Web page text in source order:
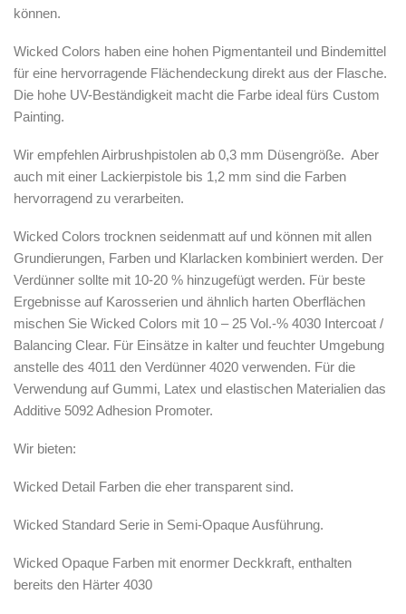
können.
Wicked Colors haben eine hohen Pigmentanteil und Bindemittel
für eine hervorragende Flächendeckung direkt aus der Flasche.
Die hohe UV-Beständigkeit macht die Farbe ideal fürs Custom
Painting.
Wir empfehlen Airbrushpistolen ab 0,3 mm Düsengröße. Aber
auch mit einer Lackierpistole bis 1,2 mm sind die Farben
hervorragend zu verarbeiten.
Wicked Colors trocknen seidenmatt auf und können mit allen
Grundierungen, Farben und Klarlacken kombiniert werden. Der
Verdünner sollte mit 10-20 % hinzugefügt werden. Für beste
Ergebnisse auf Karosserien und ähnlich harten Oberflächen
mischen Sie Wicked Colors mit 10 – 25 Vol.-% 4030 Intercoat /
Balancing Clear. Für Einsätze in kalter und feuchter Umgebung
anstelle des 4011 den Verdünner 4020 verwenden. Für die
Verwendung auf Gummi, Latex und elastischen Materialien das
Additive 5092 Adhesion Promoter.
Wir bieten:
Wicked Detail Farben die eher transparent sind.
Wicked Standard Serie in Semi-Opaque Ausführung.
Wicked Opaque Farben mit enormer Deckkraft, enthalten
bereits den Härter 4030